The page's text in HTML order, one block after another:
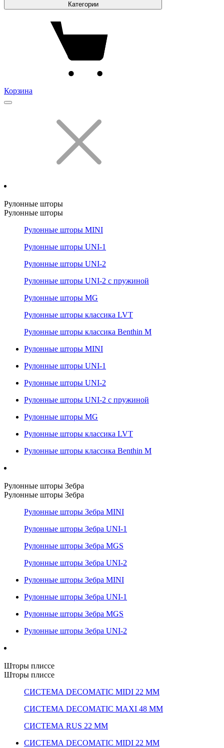
Категории
Корзина
Рулонные шторы
Рулонные шторы
Рулонные шторы MINI
Рулонные шторы UNI-1
Рулонные шторы UNI-2
Рулонные шторы UNI-2 с пружиной
Рулонные шторы MG
Рулонные шторы классика LVT
Рулонные шторы классика Benthin M
Рулонные шторы MINI
Рулонные шторы UNI-1
Рулонные шторы UNI-2
Рулонные шторы UNI-2 с пружиной
Рулонные шторы MG
Рулонные шторы классика LVT
Рулонные шторы классика Benthin M
Рулонные шторы Зебра
Рулонные шторы Зебра
Рулонные шторы Зебра MINI
Рулонные шторы Зебра UNI-1
Рулонные шторы Зебра MGS
Рулонные шторы Зебра UNI-2
Рулонные шторы Зебра MINI
Рулонные шторы Зебра UNI-1
Рулонные шторы Зебра MGS
Рулонные шторы Зебра UNI-2
Шторы плиссе
Шторы плиссе
СИСТЕМА DECOMATIC MIDI 22 ММ
СИСТЕМА DECOMATIC MAXI 48 ММ
СИСТЕМА RUS 22 ММ
СИСТЕМА DECOMATIC MIDI 22 ММ